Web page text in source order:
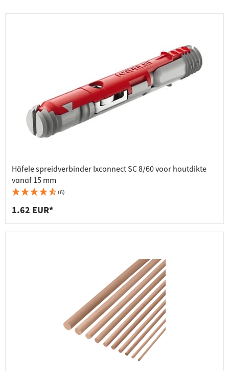
Häfele spreidverbinder Ixconnect SC 8/60 voor houtdikte
vanaf 15 mm
(6)
1.62 EUR*